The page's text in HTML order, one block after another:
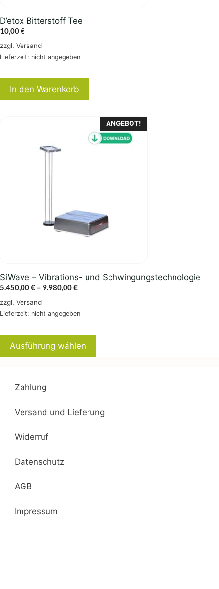
D’etox Bitterstoff Tee
10,00€
zzgl. Versand
Lieferzeit: nicht angegeben
In den Warenkorb
ANGEBOT!
SiWave – Vibrations- und Schwingungstechnologie
5.450,00€ – 9.980,00€Preisspanne:
bis
zzgl. Versand
Lieferzeit: nicht angegeben
Ausführung wählen
werden
Zahlung
Versand und Lieferung
Widerruf
Datenschutz
AGB
Impressum